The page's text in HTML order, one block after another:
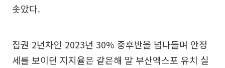
솟았다.
집권 2년차인 2023년 30% 중후반을 넘나들며 안정
세를 보이던 지지율은 같은해 말 부산엑스포 유치 실